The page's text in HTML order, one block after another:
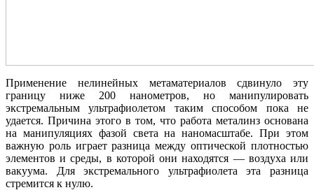
Применение нелинейных метаматериалов сдвинуло эту
границу ниже 200 нанометров, но манипулировать
экстремальным ультрафиолетом таким способом пока не
удается. Причина этого в том, что работа металинз основана
на манипуляциях фазой света на наномасштабе. При этом
важную роль играет разница между оптической плотностью
элементов и среды, в которой они находятся — воздуха или
вакуума. Для экстремального ультрафиолета эта разница
стремится к нулю.